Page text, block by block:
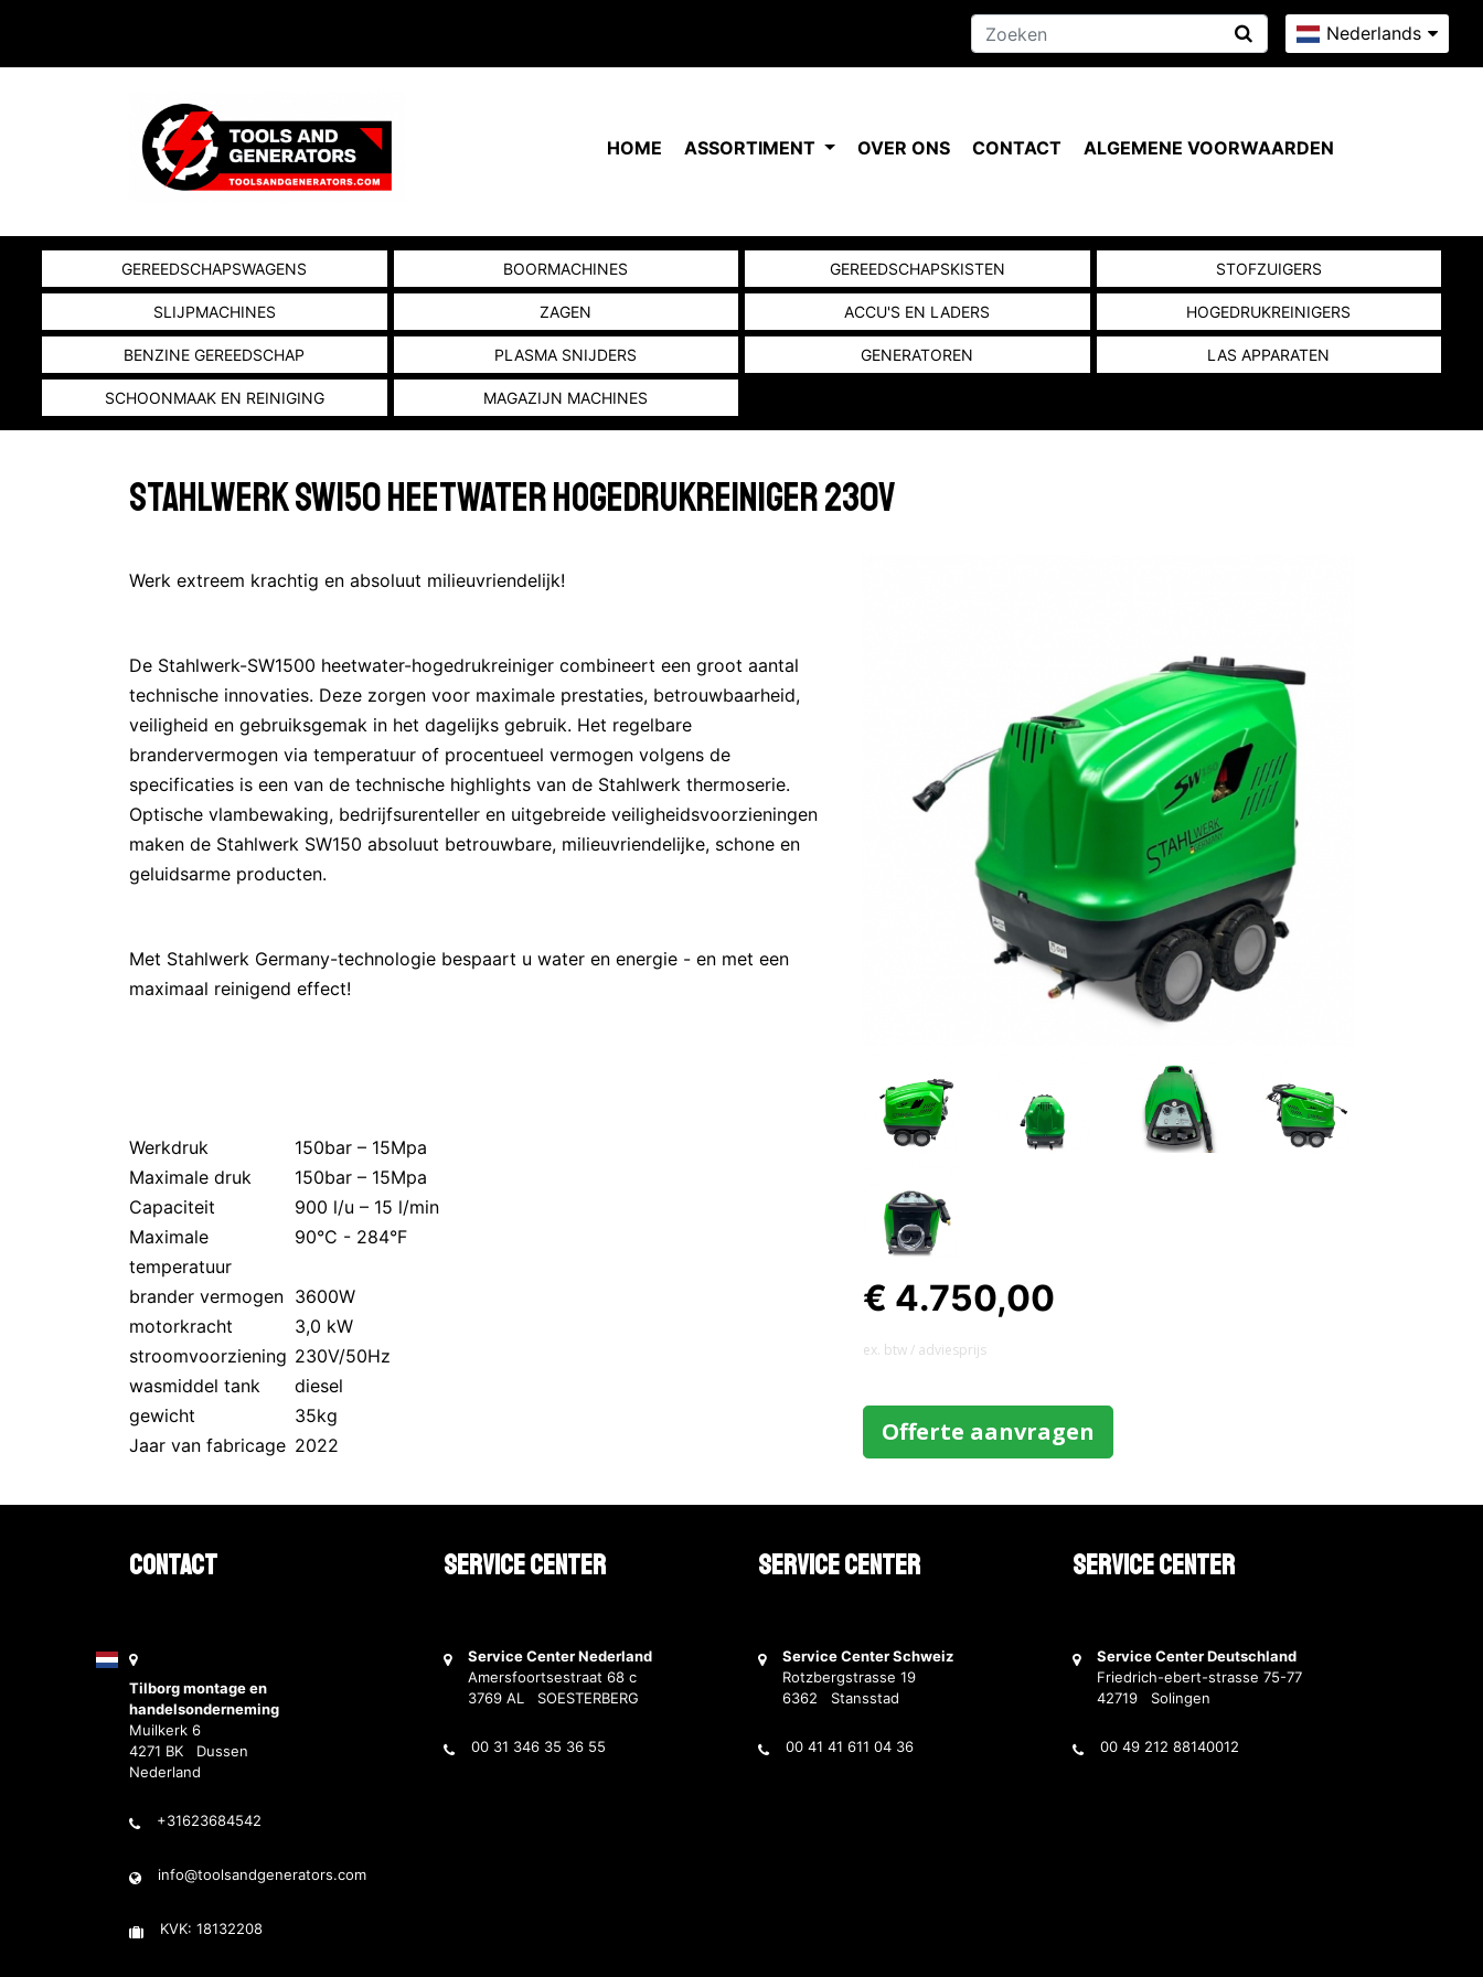
Nederlands
HOME ASSORTIMENT OVER ONS CONTACT ALGEMENE VOORWAARDEN
GEREEDSCHAPSWAGENS BOORMACHINES GEREEDSCHAPSKISTEN STOFZUIGERS
SLIJPMACHINES ZAGEN ACCU'S EN LADERS HOGEDRUKREINIGERS
BENZINE GEREEDSCHAP PLASMA SNIJDERS GENERATOREN LAS APPARATEN
SCHOONMAAK EN REINIGING MAGAZIJN MACHINES
STAHLWERK SW150 HEETWATER HOGEDRUKREINIGER 230V
€ 4.750,00
ex. btw / adviesprijs
Offerte aanvragen
Werk extreem krachtig en absoluut milieuvriendelijk!
De Stahlwerk-SW1500 heetwater-hogedrukreiniger combineert een groot aantal
technische innovaties. Deze zorgen voor maximale prestaties, betrouwbaarheid,
veiligheid en gebruiksgemak in het dagelijks gebruik. Het regelbare
brandervermogen via temperatuur of procentueel vermogen volgens de
specificaties is een van de technische highlights van de Stahlwerk thermoserie.
Optische vlambewaking, bedrijfsurenteller en uitgebreide veiligheidsvoorzieningen
maken de Stahlwerk SW150 absoluut betrouwbare, milieuvriendelijke, schone en
geluidsarme producten.
Met Stahlwerk Germany-technologie bespaart u water en energie - en met een
maximaal reinigend effect!
Werkdruk
150bar – 15Mpa
Maximale druk
150bar – 15Mpa
Capaciteit
900 l/u – 15 l/min
Maximale
temperatuur
90°C - 284°F
brander vermogen 3600W
motorkracht
3,0 kW
stroomvoorziening 230V/50Hz
wasmiddel tank
diesel
gewicht
35kg
Jaar van fabricage 2022
Contact
Tilborg montage en
handelsonderneming
Muilkerk 6
4271 BK Dussen
Nederland
+31623684542
info@toolsandgenerators.com
KVK: 18132208
Service Center
Service Center Nederland
Amersfoortsestraat 68 c
3769 AL SOESTERBERG
00 31 346 35 36 55
Service Center
Service Center Schweiz
Rotzbergstrasse 19
6362 Stansstad
00 41 41 611 04 36
Service Center
Service Center Deutschland
Friedrich-ebert-strasse 75-77
42719 Solingen
00 49 212 88140012